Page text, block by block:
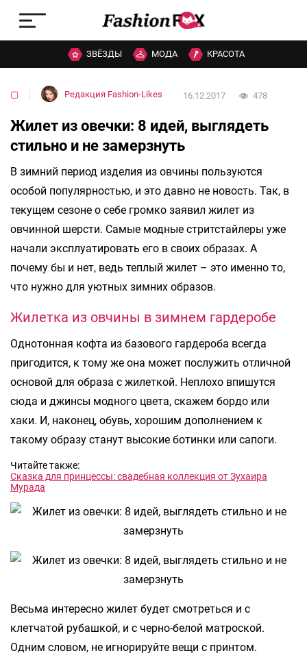
ЗВЁЗДЫ МОДА КРАСОТА
▢ Редакция Fashion-Likes 16.12.2017 478
Жилет из овечки: 8 идей, выглядеть
стильно и не замерзнуть
В зимний период изделия из овчины пользуются
особой популярностью, и это давно не новость. Так, в
текущем сезоне о себе громко заявил жилет из
овчинной шерсти. Самые модные стритстайлеры уже
начали эксплуатировать его в своих образах. А
почему бы и нет, ведь теплый жилет – это именно то,
что нужно для уютных зимних образов.
Жилетка из овчины в зимнем гардеробе
Однотонная кофта из базового гардероба всегда
пригодится, к тому же она может послужить отличной
основой для образа с жилеткой. Неплохо впишутся
сюда и джинсы модного цвета, скажем бордо или
хаки. И, наконец, обувь, хорошим дополнением к
такому образу станут высокие ботинки или сапоги.
Читайте также:
Сказка для принцессы: свадебная коллекция от Зухаира
Мурада
Весьма интересно жилет будет смотреться и с
клетчатой рубашкой, и с черно-белой матроской.
Одним словом, не игнорируйте вещи с принтом.